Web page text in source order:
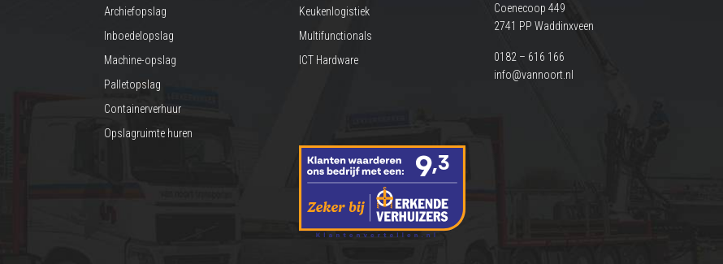
Archiefopslag
Inboedelopslag
Machine-opslag
Palletopslag
Containerverhuur
Opslagruimte huren
Keukenlogistiek
Multifunctionals
ICT Hardware
Coenecoop 449
2741 PP Waddinxveen
0182 – 616 166
info@vannoort.nl